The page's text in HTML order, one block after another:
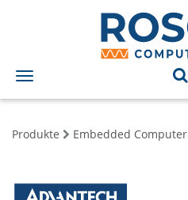
Toggle
navigation
Produkte Embedded Computer